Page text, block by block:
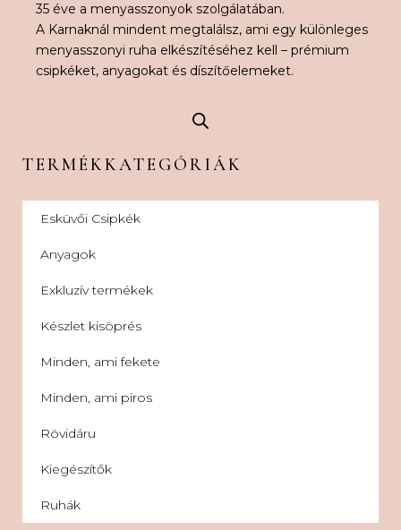
35 éve a menyasszonyok szolgálatában.
A Karnaknál mindent megtalálsz, ami egy különleges
menyasszonyi ruha elkészítéséhez kell – prémium
csipkéket, anyagokat és díszítőelemeket.
TERMÉKKATEGÓRIÁK
Esküvői Csipkék
Anyagok
Exkluzív termékek
Készlet kisöprés
Minden, ami fekete
Minden, ami piros
Rövidáru
Kiegészítők
Ruhák